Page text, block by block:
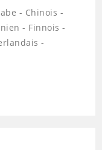
- Chinois -
- Finnois -
-